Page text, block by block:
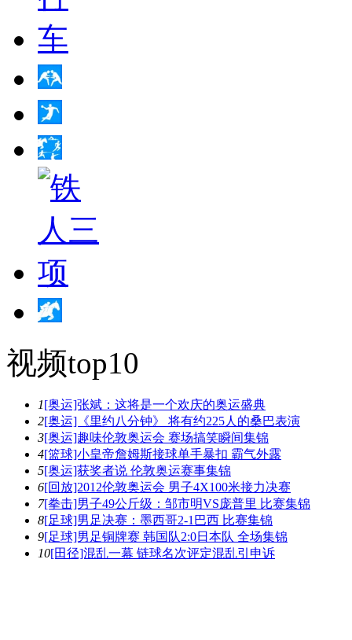
视频top10
1[奥运]张斌：这将是一个欢庆的奥运盛典
2[奥运]《里约八分钟》 将有约225人的桑巴表演
3[奥运]趣味伦敦奥运会 赛场搞笑瞬间集锦
4[篮球]小皇帝詹姆斯接球单手暴扣 霸气外露
5[奥运]获奖者说 伦敦奥运赛事集锦
6[回放]2012伦敦奥运会 男子4X100米接力决赛
7[拳击]男子49公斤级：邹市明VS庞普里 比赛集锦
8[足球]男足决赛：墨西哥2-1巴西 比赛集锦
9[足球]男足铜牌赛 韩国队2:0日本队 全场集锦
10[田径]混乱一幕 链球名次评定混乱引申诉